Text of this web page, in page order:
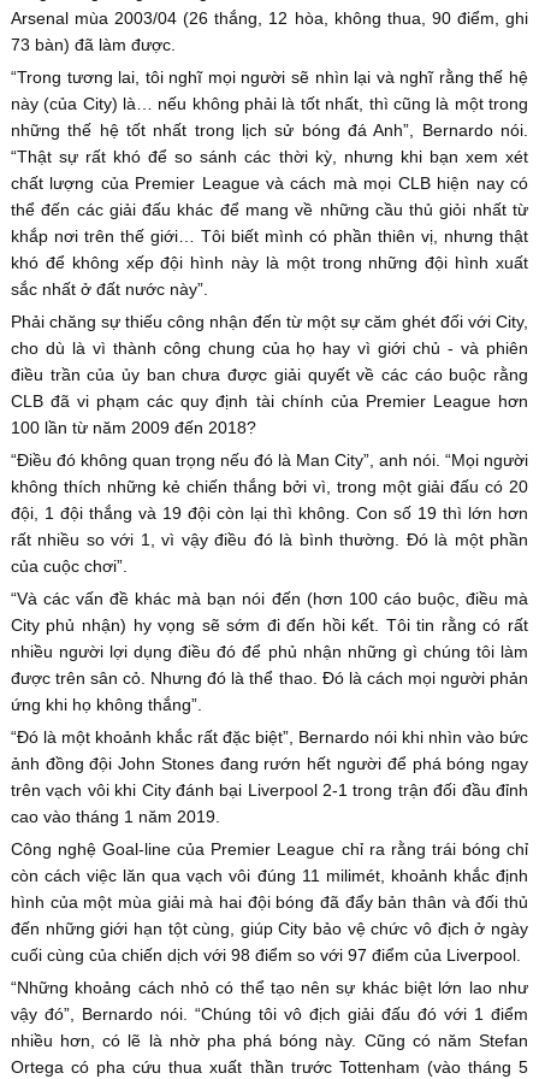
Arsenal mùa 2003/04 (26 thắng, 12 hòa, không thua, 90 điểm, ghi
73 bàn) đã làm được.
“Trong tương lai, tôi nghĩ mọi người sẽ nhìn lại và nghĩ rằng thế hệ
này (của City) là… nếu không phải là tốt nhất, thì cũng là một trong
những thế hệ tốt nhất trong lịch sử bóng đá Anh”, Bernardo nói.
“Thật sự rất khó để so sánh các thời kỳ, nhưng khi bạn xem xét
chất lượng của Premier League và cách mà mọi CLB hiện nay có
thể đến các giải đấu khác để mang về những cầu thủ giỏi nhất từ
khắp nơi trên thế giới… Tôi biết mình có phần thiên vị, nhưng thật
khó để không xếp đội hình này là một trong những đội hình xuất
sắc nhất ở đất nước này”.
Phải chăng sự thiếu công nhận đến từ một sự căm ghét đối với City,
cho dù là vì thành công chung của họ hay vì giới chủ - và phiên
điều trần của ủy ban chưa được giải quyết về các cáo buộc rằng
CLB đã vi phạm các quy định tài chính của Premier League hơn
100 lần từ năm 2009 đến 2018?
“Điều đó không quan trọng nếu đó là Man City”, anh nói. “Mọi người
không thích những kẻ chiến thắng bởi vì, trong một giải đấu có 20
đội, 1 đội thắng và 19 đội còn lại thì không. Con số 19 thì lớn hơn
rất nhiều so với 1, vì vậy điều đó là bình thường. Đó là một phần
của cuộc chơi”.
“Và các vấn đề khác mà bạn nói đến (hơn 100 cáo buộc, điều mà
City phủ nhận) hy vọng sẽ sớm đi đến hồi kết. Tôi tin rằng có rất
nhiều người lợi dụng điều đó để phủ nhận những gì chúng tôi làm
được trên sân cỏ. Nhưng đó là thể thao. Đó là cách mọi người phản
ứng khi họ không thắng”.
“Đó là một khoảnh khắc rất đặc biệt”, Bernardo nói khi nhìn vào bức
ảnh đồng đội John Stones đang rướn hết người để phá bóng ngay
trên vạch vôi khi City đánh bại Liverpool 2-1 trong trận đối đầu đỉnh
cao vào tháng 1 năm 2019.
Công nghệ Goal-line của Premier League chỉ ra rằng trái bóng chỉ
còn cách việc lăn qua vạch vôi đúng 11 milimét, khoảnh khắc định
hình của một mùa giải mà hai đội bóng đã đẩy bản thân và đối thủ
đến những giới hạn tột cùng, giúp City bảo vệ chức vô địch ở ngày
cuối cùng của chiến dịch với 98 điểm so với 97 điểm của Liverpool.
“Những khoảng cách nhỏ có thể tạo nên sự khác biệt lớn lao như
vậy đó”, Bernardo nói. “Chúng tôi vô địch giải đấu đó với 1 điểm
nhiều hơn, có lẽ là nhờ pha phá bóng này. Cũng có năm Stefan
Ortega có pha cứu thua xuất thần trước Tottenham (vào tháng 5